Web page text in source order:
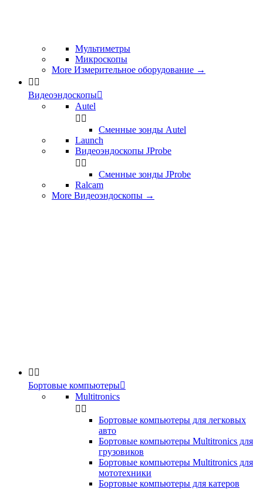
Мультиметры
Микроскопы
More Измерительное оборудование →
 
Видеоэндоскопы
Autel
 
Сменные зонды Autel
Launch
Видеоэндоскопы JProbe
 
Сменные зонды JProbe
Ralcam
More Видеоэндоскопы →
 
Бортовые компьютеры
Multitronics
 
Бортовые компьютеры для легковых
авто
Бортовые компьютеры Multitronics для
грузовиков
Бортовые компьютеры Multitronics для
мототехники
Бортовые компьютеры для катеров